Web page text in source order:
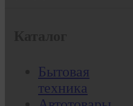
Бытовая
техника